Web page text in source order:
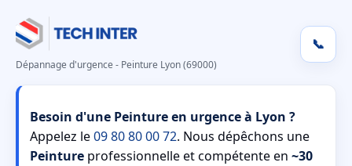
Dépannage d'urgence - Peinture Lyon (69000)
📞
Besoin d'une Peinture en urgence à Lyon ?
Appelez le09 80 80 00 72. Nous dépêchons une
Peinture professionnelle et compétente en ~30